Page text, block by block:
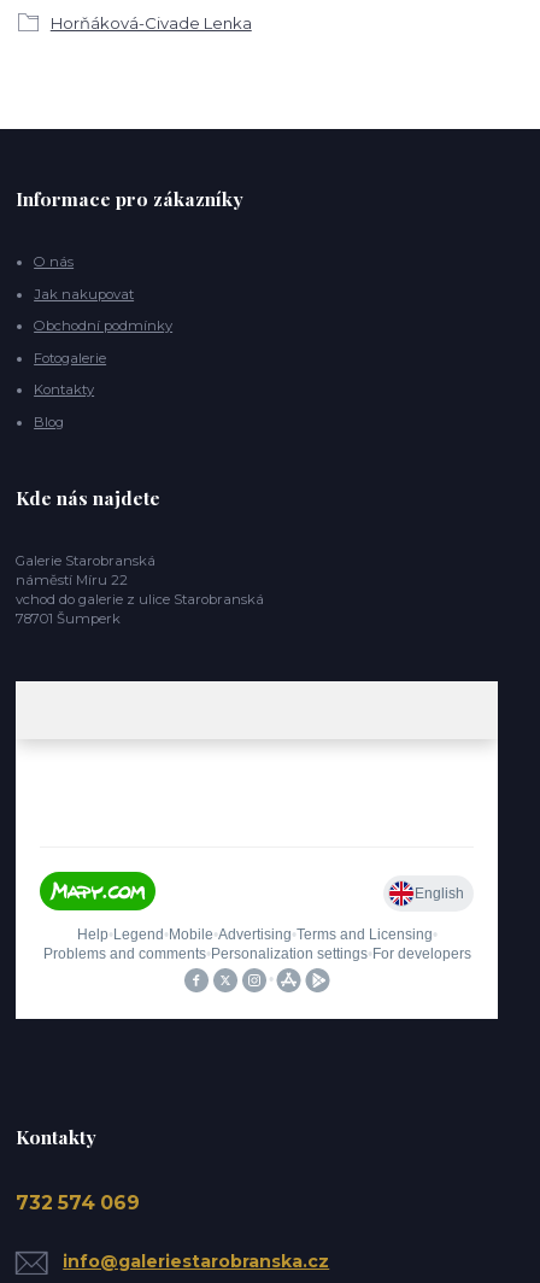
Horňáková-Civade Lenka
Informace pro zákazníky
O nás
Jak nakupovat
Obchodní podmínky
Fotogalerie
Kontakty
Blog
Kde nás najdete
Galerie Starobranská
náměstí Míru 22
vchod do galerie z ulice Starobranská
78701 Šumperk
Kontakty
732 574 069
info@galeriestarobranska.cz